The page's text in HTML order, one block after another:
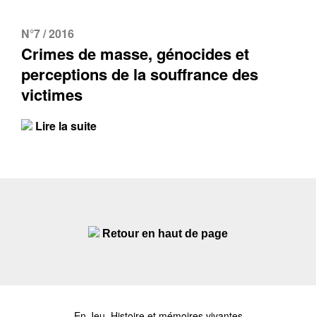
N°7 / 2016
Crimes de masse, génocides et
perceptions de la souffrance des
victimes
Lire la suite
Retour en haut de page